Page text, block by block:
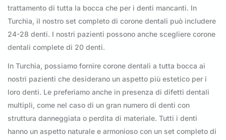
trattamento di tutta la bocca che per i denti mancanti. In
Turchia, il nostro set completo di corone dentali può includere
24-28 denti. I nostri pazienti possono anche scegliere corone
dentali complete di 20 denti.
In Turchia, possiamo fornire corone dentali a tutta bocca ai
nostri pazienti che desiderano un aspetto più estetico per i
loro denti. Le preferiamo anche in presenza di difetti dentali
multipli, come nel caso di un gran numero di denti con
struttura danneggiata o perdita di materiale. Tutti i denti
hanno un aspetto naturale e armonioso con un set completo di